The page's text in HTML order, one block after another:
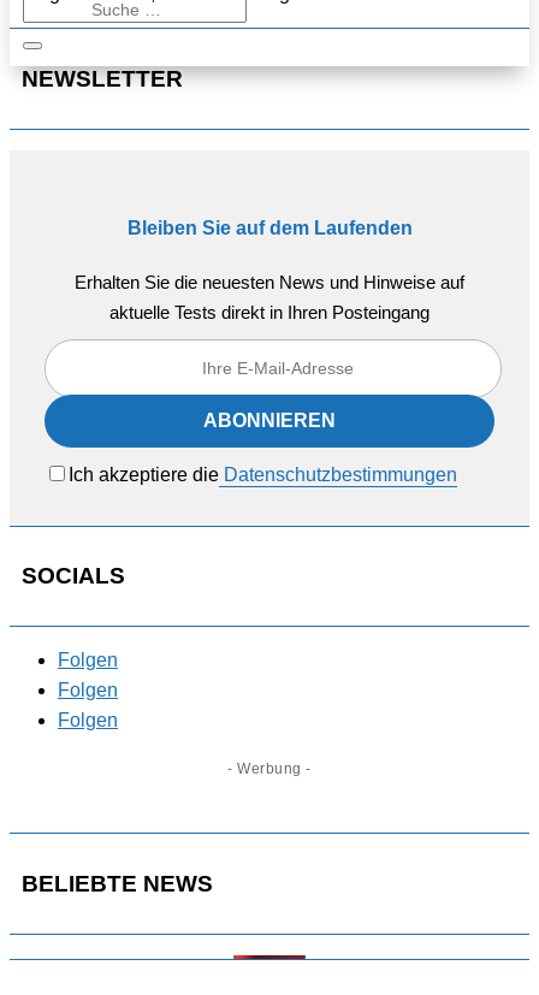
NEWSLETTER
Bleiben Sie auf dem Laufenden
Erhalten Sie die neuesten News und Hinweise auf
aktuelle Tests direkt in Ihren Posteingang
Ich akzeptiere die Datenschutzbestimmungen
SOCIALS
Folgen
Folgen
Folgen
- Werbung -
BELIEBTE NEWS